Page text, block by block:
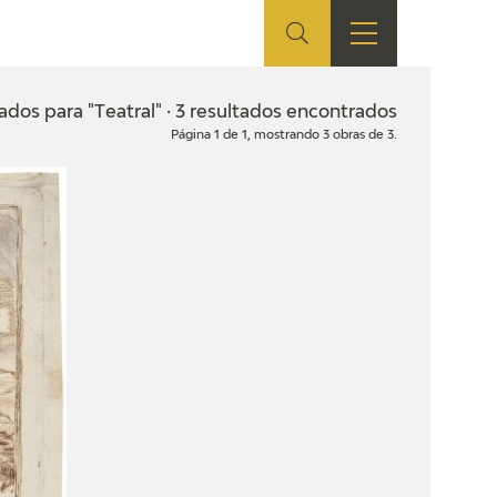
TIENDA EDUCA
para "Teatral" · 3 resultados encontrados
Página 1 de 1, mostrando 3 obras de 3.